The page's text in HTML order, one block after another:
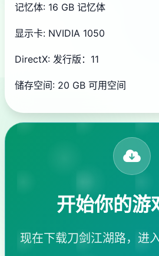
记忆体: 16 GB 记忆体
显示卡: NVIDIA 1050
DirectX: 发行版：11
储存空间: 20 GB 可用空间
开始你的游
现在下载刀剑江湖路，进